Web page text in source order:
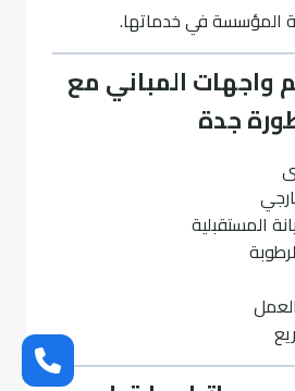
المؤسسة في خدماتها.
واجهات المباني مع
جدة
المستقبلية